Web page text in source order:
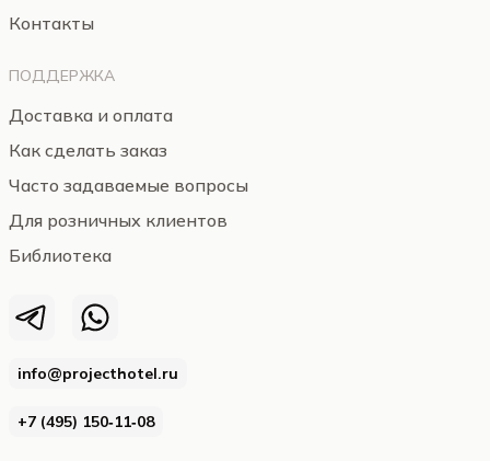
info@projecthotel.ru
+7 (495) 150‑11‑08
Контакты
ПОДДЕРЖКА
Доставка и оплата
Как сделать заказ
Часто задаваемые вопросы
Для розничных клиентов
Библиотека